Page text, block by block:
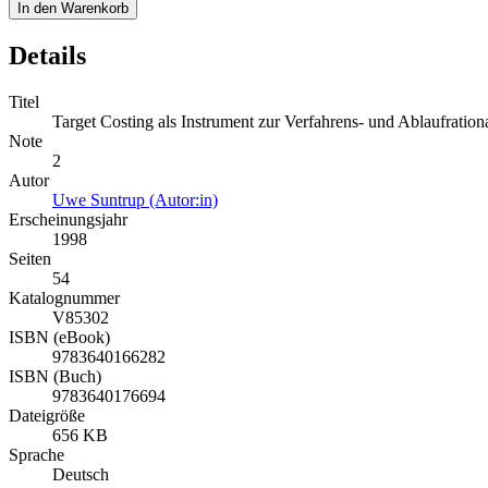
In den Warenkorb
Details
Titel
Target Costing als Instrument zur Verfahrens- und
Note
2
Autor
Uwe Suntrup (Autor:in)
Erscheinungsjahr
1998
Seiten
54
Katalognummer
V85302
ISBN (eBook)
9783640166282
ISBN (Buch)
9783640176694
Dateigröße
656 KB
Sprache
Deutsch